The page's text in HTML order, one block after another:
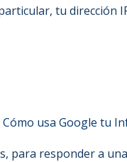
tu dirección
Cómo usa Google tu
para responder a